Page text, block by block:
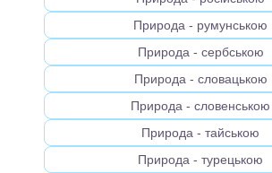
Природа - румунською
Природа - сербською
Природа - словацькою
Природа - словенською
Природа - тайською
Природа - турецькою